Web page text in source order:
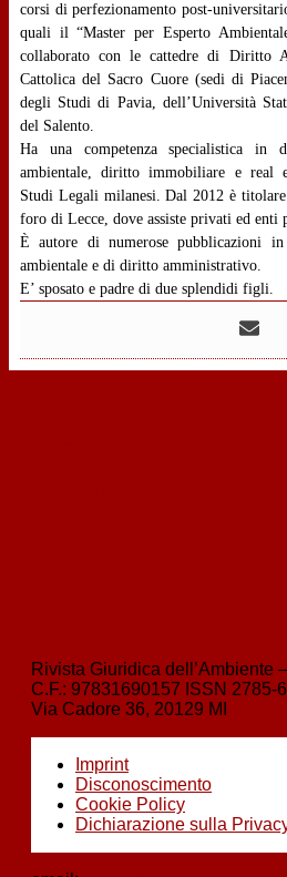
corsi di perfezionamento post-
quali il “Master per Esperto
collaborato con le cattedre di Diritto
Cattolica del Sacro Cuore (sedi di
degli Studi di Pavia, dell’Università
del Salento.
Ha una competenza specialistica in
ambientale, diritto immobiliare e real
Studi Legali milanesi. Dal 2012 è
foro di Lecce, dove assiste privati ed enti
È autore di numerose pubblicazioni
ambientale e di diritto amministrativo.
E’ sposato e padre di due splendidi figli.
Rivista Giuridica dell’Ambiente
C.F.: 97831690157 ISSN 2785-
Via Cadore 36, 20129 MI
Imprint
Disconoscimento
Cookie Policy
Dichiarazione sulla